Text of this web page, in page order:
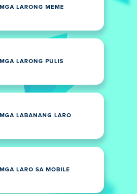
MGA LARONG MEME
MGA LARONG PULIS
MGA LABANANG LARO
MGA LARO SA MOBILE